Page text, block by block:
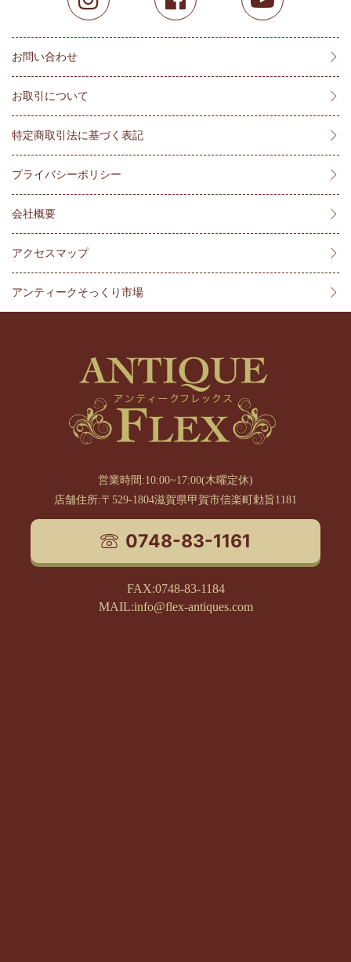
お問い合わせ
お取引について
特定商取引法に基づく表記
プライバシーポリシー
会社概要
アクセスマップ
アンティークそっくり市場
営業時間:10:00~17:00(木曜定休)
店舗住所:〒529-1804滋賀県甲賀市信楽町勅旨1181
0748-83-1161
FAX:0748-83-1184
MAIL:info@flex-antiques.com